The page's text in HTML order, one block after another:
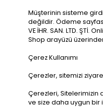
Müşterinin sisteme
değildir. Ödeme
VE İHR. SAN. LTD. ŞTİ.
Shop arayüzü
Çerez Kullanımı
Çerezler, sitemizi
Çerezleri, Sitelerimizin
ve size daha uygun bir